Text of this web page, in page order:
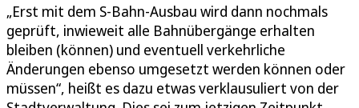
„Erst mit dem S-Bahn-Ausbau wird dann nochmals
geprüft, inwieweit alle Bahnübergänge erhalten
bleiben (können) und eventuell verkehrliche
Änderungen ebenso umgesetzt werden können oder
müssen“, heißt es dazu etwas verklausuliert von der